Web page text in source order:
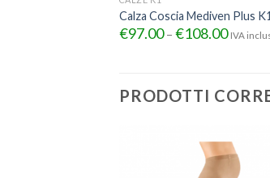
Calza Coscia Mediven Plus
€97.00– €108.00 IVA
PRODOTTI